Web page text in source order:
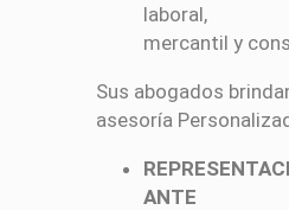
laboral,
mercantil y
Sus abogados
asesoría
ANTE